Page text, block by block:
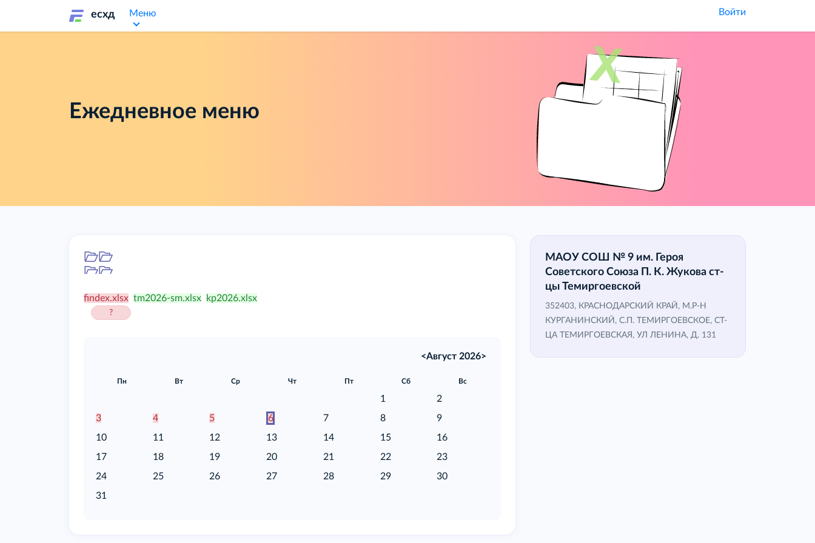
есхд Меню Войти
Ежедневное меню
findex.xlsx
?
tm2026-sm.xlsx kp2026.xlsx
<Август 2026>
Пн Вт Ср Чт Пт Сб Вс
1
2
3
4 5 6 7 8
9
10
11 12 13 14 15
16
17
18 19 20 21 22
23
24
25 26 27 28 29
30
31
МАОУ СОШ № 9 им. Героя
Советского Союза П. К. Жукова ст-
цы Темиргоевской
352403, КРАСНОДАРСКИЙ КРАЙ, М.Р-Н
КУРГАНИНСКИЙ, С.П. ТЕМИРГОЕВСКОЕ, СТ-
ЦА ТЕМИРГОЕВСКАЯ, УЛ ЛЕНИНА, Д. 131